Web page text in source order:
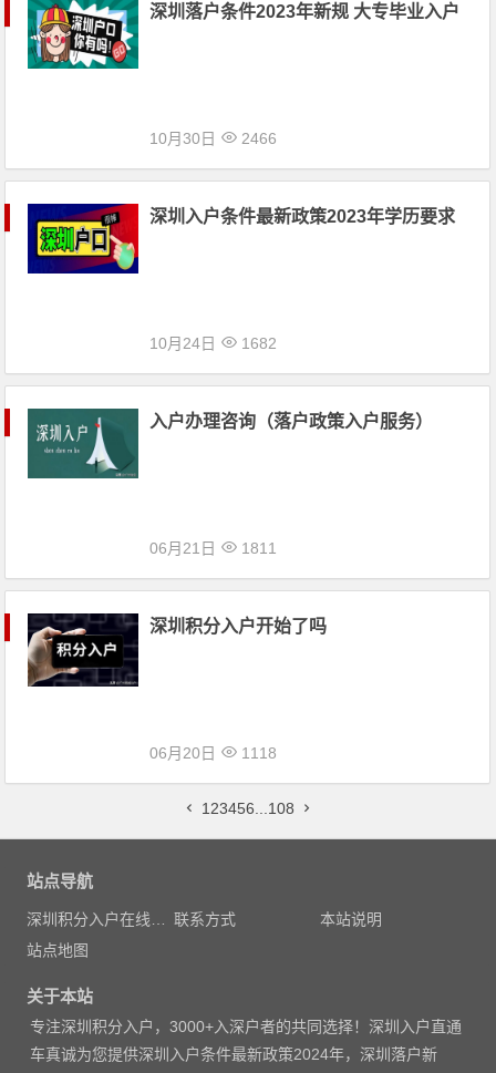
深圳落户条件2023年新规 大专毕业入户
10月30日 2466
深圳入户条件最新政策2023年学历要求
10月24日 1682
入户办理咨询（落户政策入户服务）
06月21日 1811
深圳积分入户开始了吗
06月20日 1118
1 23456 108
站点导航
联系方式
本站说明
站点地图
关于本站
专注深圳积分入户 ，3000+入深户者的共同选择！深圳入户直通
车真诚为您提供深圳入户条件最新政策2024年，深圳落户新